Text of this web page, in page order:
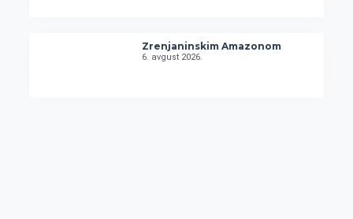
Zrenjaninskim Amazonom
6. avgust 2026.